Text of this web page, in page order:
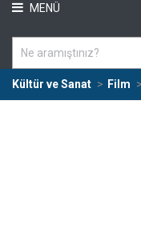
MENÜ
Kültür ve Sanat Film